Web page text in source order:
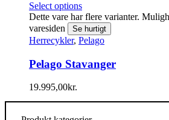
Select options
Dette vare har flere varianter.
varesiden
Se hurtigt
Herrecykler, Pelago
Pelago Stavanger
19.995,00kr.